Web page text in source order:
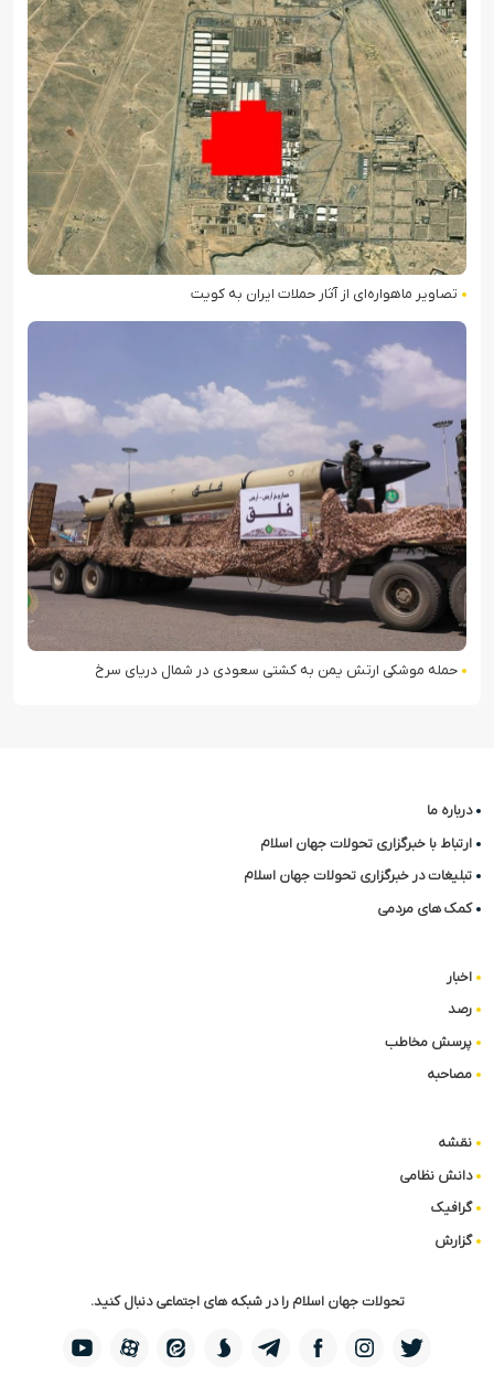
تصاویر ماهواره‌ای از آثار حملات ایران به کویت
حمله موشکی ارتش یمن به کشتی سعودی در شمال دریای سرخ
درباره ما
ارتباط با خبرگزاری تحولات جهان اسلام
تبلیغات در خبرگزاری تحولات جهان اسلام
کمک های مردمی
اخبار
رصد
پرسش مخاطب
مصاحبه
نقشه
دانش نظامی
گرافیک
گزارش
تحولات جهان اسلام را در شبکه های اجتماعی دنبال کنید.